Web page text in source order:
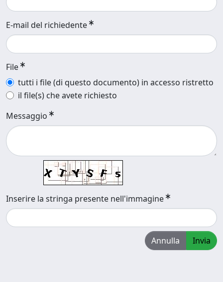
E-mail del richiedente
File
tutti i file (di questo documento) in accesso ristretto
il file(s) che avete richiesto
Messaggio
Inserire la stringa presente nell'immagine
Annulla Invia